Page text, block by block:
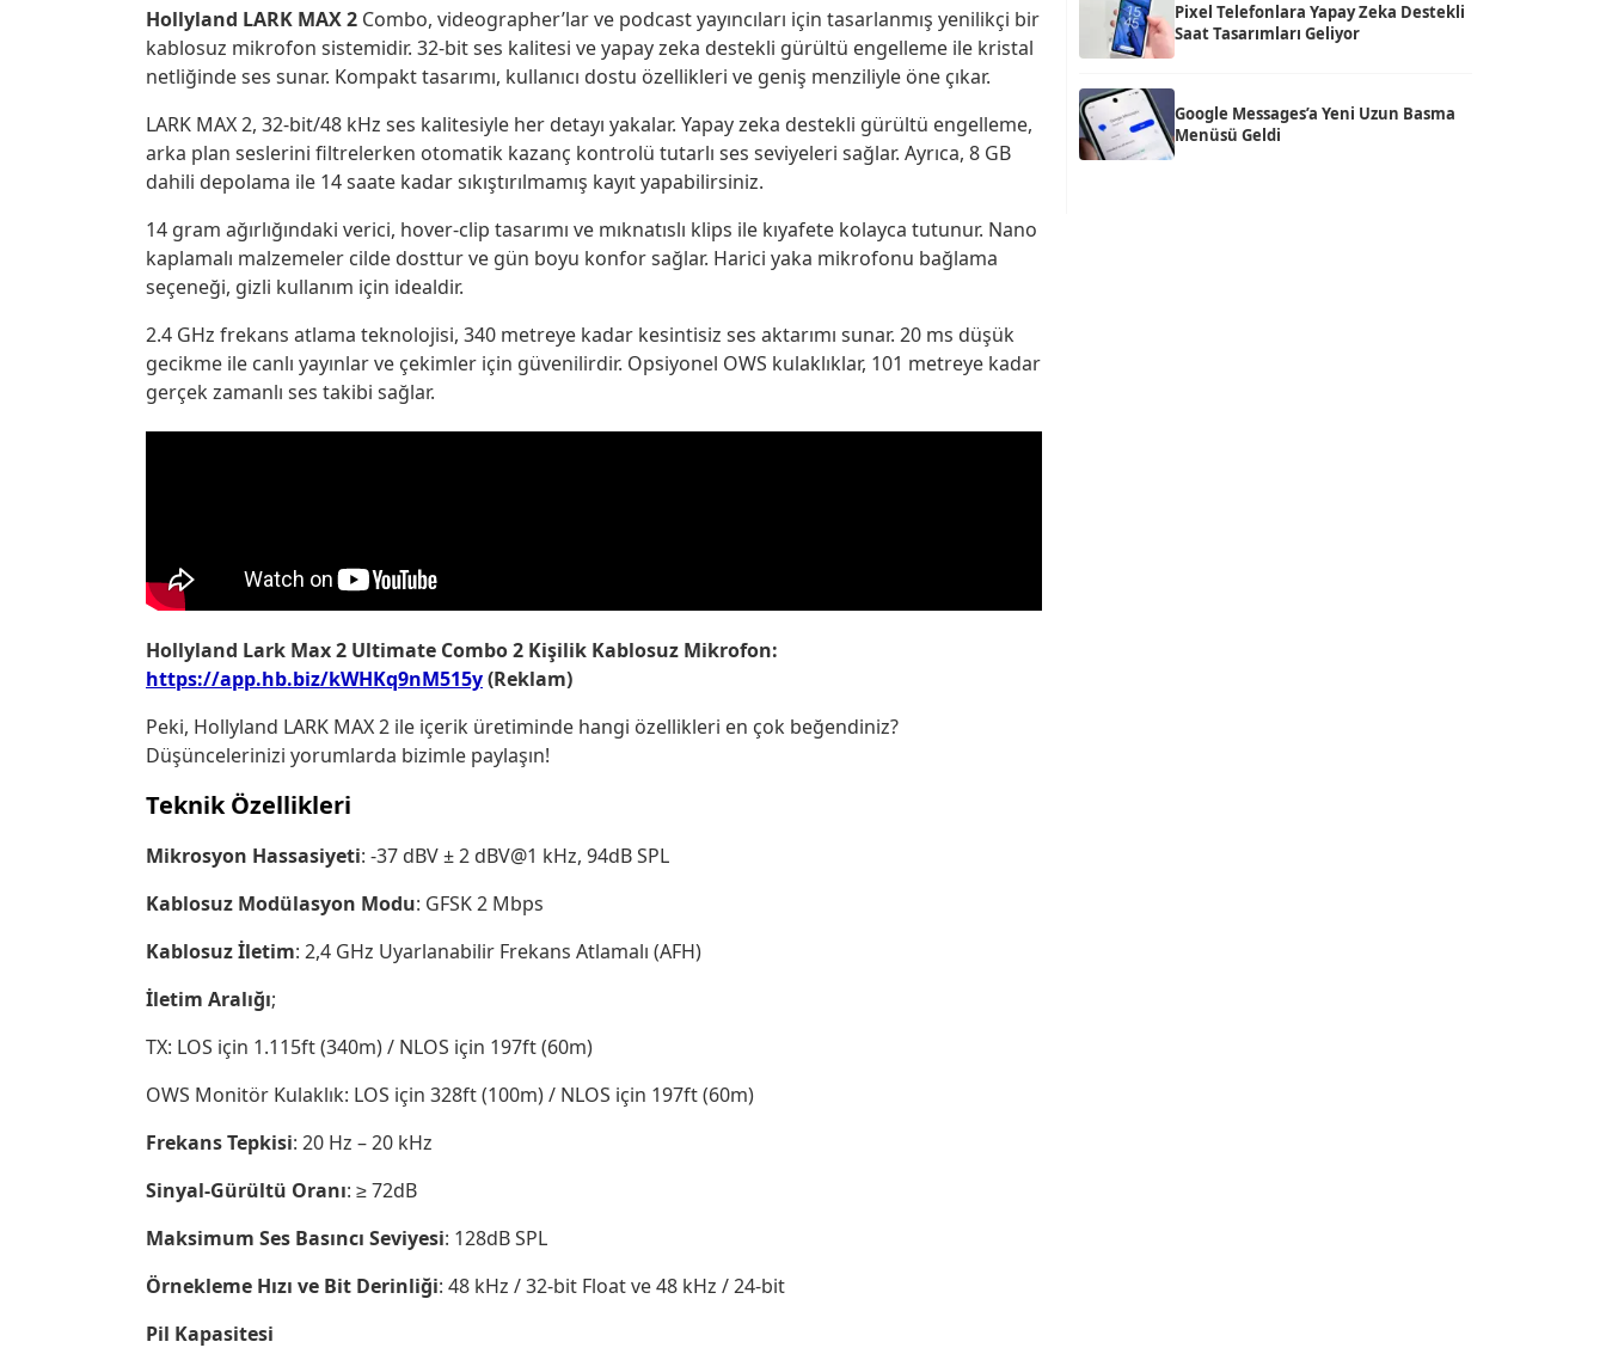
Hollyland LARK MAX2 Combo, videographer’lar ve podcast yayıncıları için tasarlanmış yenilikçi bir
kablosuz mikrofon sistemidir. 32-bit ses kalitesi ve yapay zeka destekli gürültü engelleme ile kristal
netliğinde ses sunar. Kompakt tasarımı, kullanıcı dostu özellikleri ve geniş menziliyle öne çıkar.
LARK MAX 2, 32-bit/48 kHz ses kalitesiyle her detayı yakalar. Yapay zeka destekli gürültü engelleme,
arka plan seslerini filtrelerken otomatik kazanç kontrolü tutarlı ses seviyeleri sağlar. Ayrıca, 8 GB
dahili depolama ile 14 saate kadar sıkıştırılmamış kayıt yapabilirsiniz.
14 gram ağırlığındaki verici, hover-clip tasarımı ve mıknatıslı klips ile kıyafete kolayca tutunur. Nano
kaplamalı malzemeler cilde dosttur ve gün boyu konfor sağlar. Harici yaka mikrofonu bağlama
seçeneği, gizli kullanım için idealdir.
2.4 GHz frekans atlama teknolojisi, 340 metreye kadar kesintisiz ses aktarımı sunar. 20 ms düşük
gecikme ile canlı yayınlar ve çekimler için güvenilirdir. Opsiyonel OWS kulaklıklar, 101 metreye kadar
gerçek zamanlı ses takibi sağlar.
Hollyland Lark Max 2 Ultimate Combo 2 Kişilik Kablosuz Mikrofon:
https://app.hb.biz/kWHKq9nM515y(Reklam)
Peki, Hollyland LARK MAX 2 ile içerik üretiminde hangi özellikleri en çok beğendiniz?
Düşüncelerinizi yorumlarda bizimle paylaşın!
Teknik Özellikleri
Mikrosyon Hassasiyeti: -37 dBV ± 2 dBV@1 kHz, 94dB SPL
Kablosuz Modülasyon Modu: GFSK 2 Mbps
Kablosuzİletim: 2,4 GHz Uyarlanabilir Frekans Atlamalı (AFH)
İletim Aralığı;
TX: LOS için 1.115ft (340m) / NLOS için 197ft (60m)
OWS Monitör Kulaklık: LOS için 328ft (100m) / NLOS için 197ft (60m)
FrekansTepkisi: 20 Hz – 20 kHz
Sinyal-Gürültü Oranı: ≥ 72dB
Maksimum Ses Basıncı Seviyesi: 128dB SPL
Örnekleme Hızı ve Bit Derinliği: 48 kHz / 32-bit Float ve 48 kHz / 24-bit
Pil Kapasitesi
Pixel Telefonlara Yapay Zeka Destekli
Saat Tasarımları Geliyor
Google Messages’a Yeni Uzun Basma
Menüsü Geldi